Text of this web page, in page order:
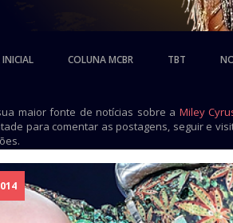
COLUNA MCBR TBT
maior fonte de notícias sobre a Miley
para comentar as postagens, seguir e